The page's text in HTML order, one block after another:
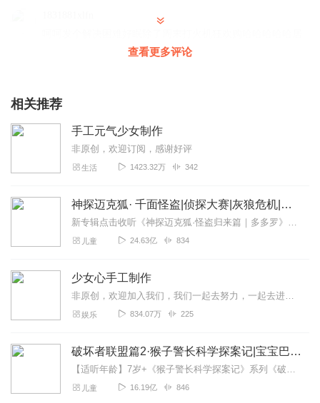
查看更多评论
相关推荐
手工元气少女制作
非原创，欢迎订阅，感谢好评
生活 1423.32万 342
神探迈克狐· 千面怪盗|侦探大赛|灰狼危机|多多罗
新专辑点击收听《神探迈克狐·怪盗归来篇｜多多罗》！！！>>>点击进入主播橱窗购买《神探迈克狐》系列图书吧!<<<多多罗故事【点击前往】收听多多罗其他好玩有趣的故...
儿童 24.63亿 834
少女心手工制作
非原创，欢迎加入我们，我们一起去努力，一起去进步！冲2000粉～一天更一次，一次至少更两集
娱乐 834.07万 225
破坏者联盟篇2·猴子警长科学探案记|宝宝巴士故事
【适听年龄】7岁+《猴子警长科学探案记》系列《破坏者联盟篇1·猴子警长科学探案记》>>>《破坏者联盟篇2·猴子警长科学探案记》>>>《破坏者联盟篇3·猴子警长科...
儿童 16.19亿 846